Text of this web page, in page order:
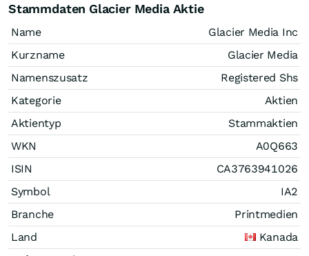
Stammdaten Glacier Media Aktie
Name
Glacier Media Inc
Kurzname
Glacier Media
Namenszusatz
Registered Shs
Kategorie
Aktien
Aktientyp
Stammaktien
WKN
A0Q663
ISIN
CA3763941026
Symbol
IA2
Branche
Printmedien
Land
Kanada